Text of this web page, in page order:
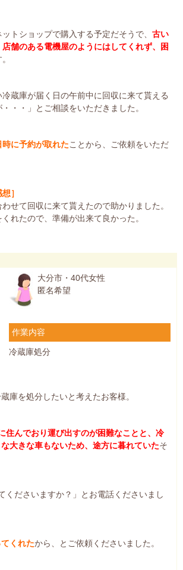
トショップで購入する予定だそうで、 古い
舗のある電機屋のようにはしてくれず、困
冷蔵庫が届く日の午前中に回収に来て貰える
・・」とご相談をいただきました。
に予約が取れたことから、ご依頼をいただ
］
せて回収に来て貰えたので助かりました。
れたので、準備が出来て良かった。
大分市・40代女性
匿名希望
作業内容
冷蔵庫処分
庫を処分したいと考えたお客様。
住んでおり運び出すのが困難なことと、冷
大きな車もないため、途方に暮れていたそ
くださいますか？」とお電話くださいまし
くれたから、とご依頼くださいました。